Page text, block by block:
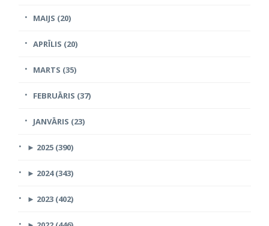
MAIJS (20)
APRĪLIS (20)
MARTS (35)
FEBRUĀRIS (37)
JANVĀRIS (23)
► 2025 (390)
► 2024 (343)
► 2023 (402)